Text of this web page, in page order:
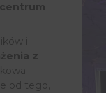
i
z
od tego,